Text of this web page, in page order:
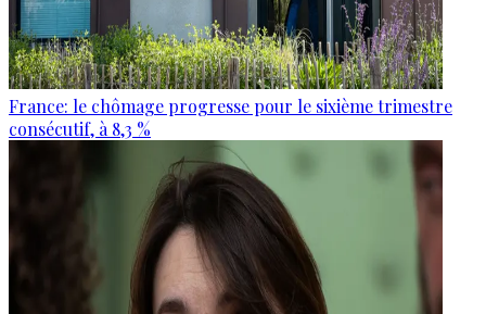
France: le chômage progresse pour le sixième trimestre
consécutif, à 8,3 %